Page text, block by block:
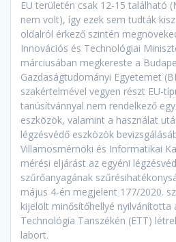
EU területén csak 12-15 található
nem volt), így ezek sem tudták
oldalról érkező szintén
Innovációs és Technológiai
márciusában megkereste a
Gazdaságtudományi Egyetemet
szakértelmével vegyen részt EU-
tanúsítvánnyal nem rendelkező
eszközök, valamint a használat
légzésvédő eszközök
Villamosmérnöki és Informatikai
mérési eljárást az egyéni
szűrőanyagának
május 4-én megjelent 177/2020.
kijelölt minősítőhellyé nyilvánította
Technológia Tanszékén (ETT)
labort.